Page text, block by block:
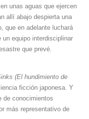
unas aguas que ejercen
allí abajo despierta una
que en adelante luchará
un equipo interdisciplinar
que prevé.
(El hundimiento de
ficción japonesa. Y
de conocimientos
más representativo de